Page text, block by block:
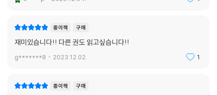
종이책 구매
재미있습니다!! 다른 권도 읽고싶습니다!!
g*******8 2023.12.02. 1
종이책 구매